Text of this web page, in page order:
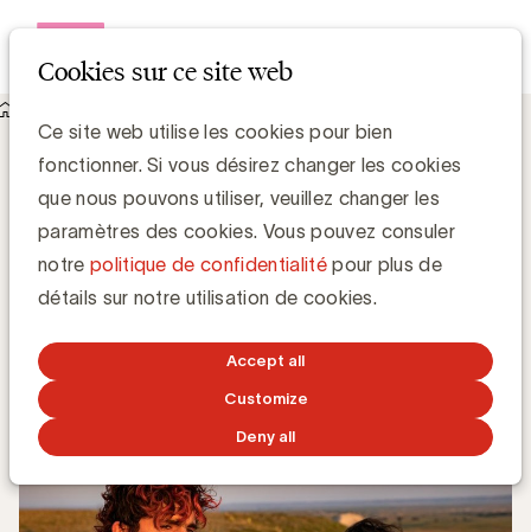
Cookies sur ce site web
Ce site web utilise les cookies pour bien
fonctionner. Si vous désirez changer les cookies
que nous pouvons utiliser, veuillez changer les
paramètres des cookies. Vous pouvez consuler
notre politique de confidentialitépour plus de
détails sur notre utilisation de cookies.
Accept all
Customize
Deny all
Concours UBA: Gagnez des tickets cinema pour le film
"Bones & All" de Warner Bros
Concours UBA: Gagnez des tickets
cinema pour le film "Bones & All" de
Warner Bros
8 NOVEMBRE 2022